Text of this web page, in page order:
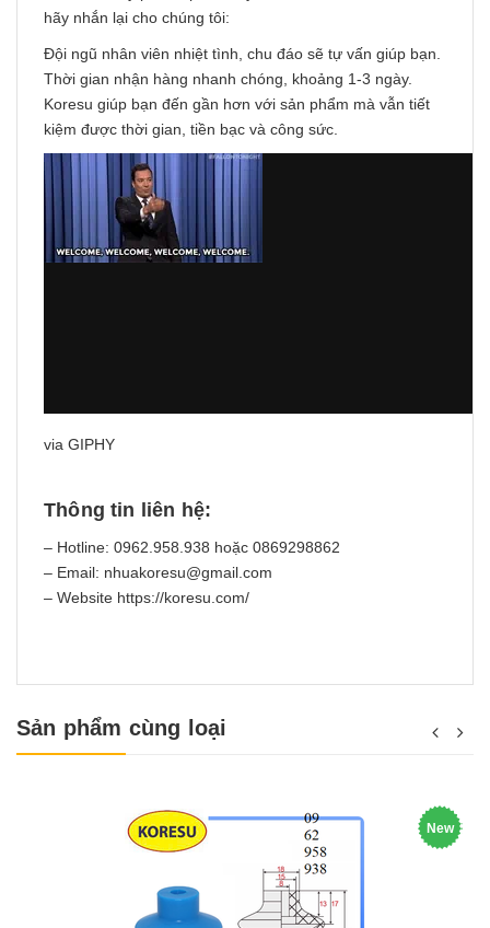
hãy nhắn lại cho chúng tôi:
Đội ngũ nhân viên nhiệt tình, chu đáo sẽ tự vấn giúp bạn.
Thời gian nhận hàng nhanh chóng, khoảng 1-3 ngày.
Koresu giúp bạn đến gần hơn với sản phẩm mà vẫn tiết
kiệm được thời gian, tiền bạc và công sức.
via GIPHY
Thông tin liên hệ:
– Hotline: 0962.958.938 hoặc 0869298862
– Email: nhuakoresu@gmail.com
– Website https://koresu.com/
Sản phẩm cùng loại
New